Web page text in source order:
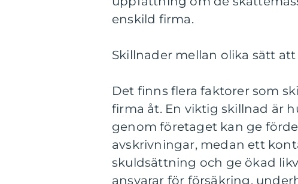
enskild firma.
Skillnader mellan olika sätt
Det finns flera faktorer som
firma åt. En viktig skillnad är
genom företaget kan ge
avskrivningar, medan ett
skuldsättning och ge ökad
ansvarar för försäkring,